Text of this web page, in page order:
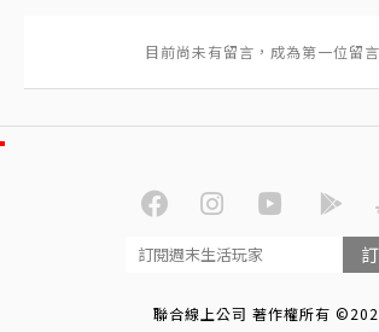
聯合線上公司 著作權所有